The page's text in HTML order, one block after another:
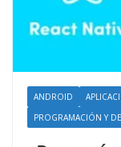
ANDROID
PROGRAMACIÓN Y